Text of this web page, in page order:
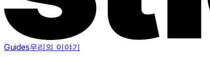
Guides우리의 이야기